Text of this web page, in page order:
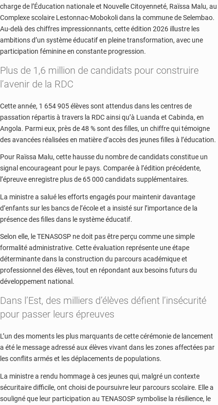
charge de l’Éducation nationale et Nouvelle Citoyenneté, Raïssa Malu, au
Complexe scolaire Lestonnac-Mobokoli dans la commune de Selembao.
Au-delà des chiffres impressionnants, cette édition 2026 illustre les
ambitions d’un système éducatif en pleine transformation, avec une
participation féminine en constante progression.
Plus de 1,6 million de candidats pour construire
l’avenir de la RDC
Cette année, 1 654 905 élèves sont attendus dans les centres de
passation répartis à travers la RDC ainsi qu’à Luanda et Cabinda, en
Angola. Parmi eux, près de 48 % sont des filles, un chiffre qui témoigne
des avancées réalisées en matière d’accès des jeunes filles à l’éducation.
Pour Raïssa Malu, cette hausse du nombre de candidats constitue un
signal encourageant pour le pays. Comparée à l’édition précédente,
l’épreuve enregistre plus de 65 000 candidats supplémentaires.
La ministre a salué les efforts engagés pour maintenir davantage
d’enfants sur les bancs de l’école et a insisté sur l’importance de la
présence des filles dans le système éducatif.
Selon elle, le TENASOSP ne doit pas être perçu comme une simple
formalité administrative. Cette évaluation représente une étape
déterminante dans la construction du parcours académique et
professionnel des élèves, tout en répondant aux besoins futurs du
développement national.
Dans l’Est, des milliers d’élèves défient l’insécurité
pour passer leurs épreuves
L’un des moments les plus marquants de cette cérémonie de lancement
a été le message adressé aux élèves vivant dans les zones affectées par
les conflits armés et les déplacements de populations.
La ministre a rendu hommage à ces jeunes qui, malgré un contexte
sécuritaire difficile, ont choisi de poursuivre leur parcours scolaire. Elle a
souligné que leur participation au TENASOSP symbolise la résilience, le